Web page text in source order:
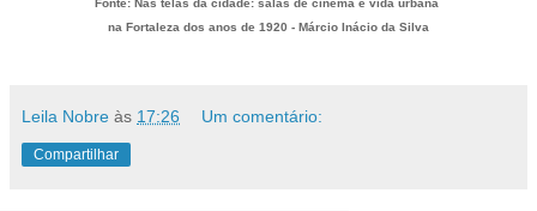
na Fortaleza dos anos de 1920 - Márcio Inácio da Silva
Leila Nobre às 17:26 Um comentário:
Compartilhar